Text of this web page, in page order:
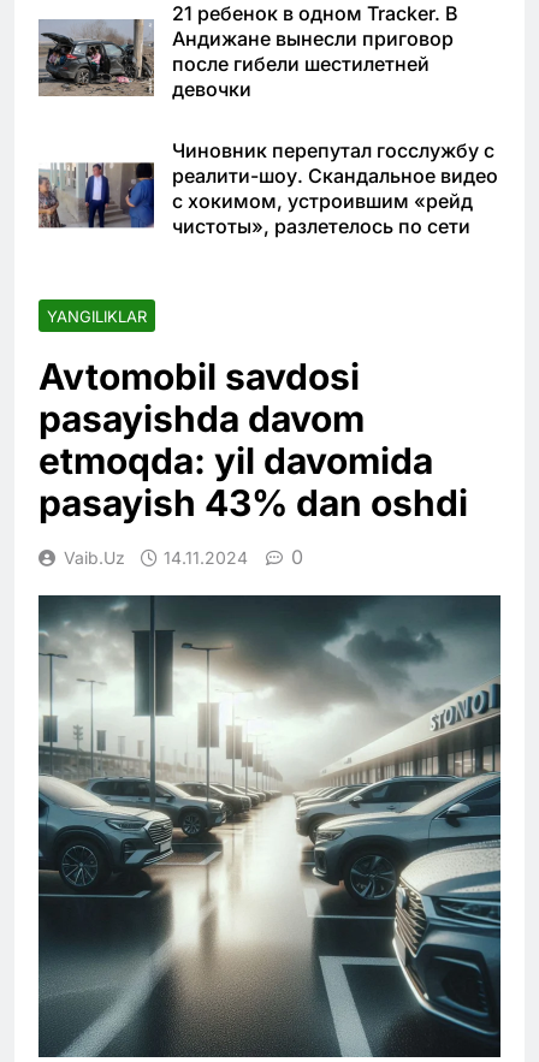
21 ребенок в одном Tracker. В
Андижане вынесли приговор
после гибели шестилетней
девочки
Чиновник перепутал госслужбу с
реалити-шоу. Скандальное видео
с хокимом, устроившим «рейд
чистоты», разлетелось по сети
YANGILIKLAR
Avtomobil savdosi
pasayishda davom
etmoqda: yil davomida
pasayish 43% dan oshdi
Vaib.uz 14.11.2024 0